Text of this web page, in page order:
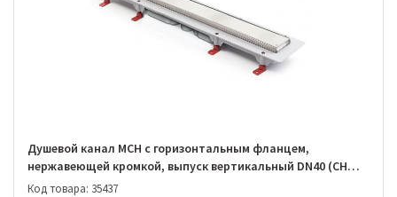
Душевой канал MCH с горизонтальным фланцем,
нержавеющей кромкой, выпуск вертикальный DN40 (CH
650/S40 KN1)
Код товара: 35437